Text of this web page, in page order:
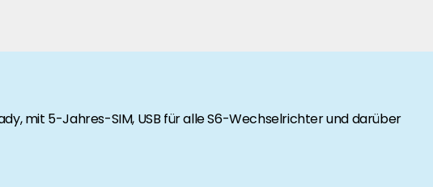
Branche? Dann sind Sie bei uns richtig!
Brancheninformationen sind, werden Sie bei uns fündig.
mit 5-Jahres-SIM, USB für alle S6-Wechselrichter und darüber